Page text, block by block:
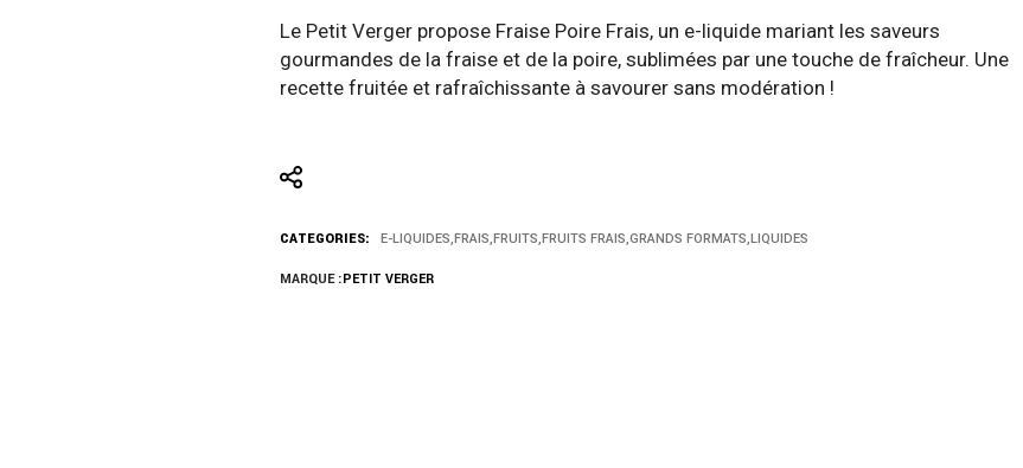
Le Petit Verger propose Fraise Poire Frais, un e-liquide mariant les saveurs
gourmandes de la fraise et de la poire, sublimées par une touche de fraîcheur. Une
recette fruitée et rafraîchissante à savourer sans modération !
CATEGORIES: E-LIQUIDES,FRAIS,FRUITS,FRUITS FRAIS,GRANDS FORMATS,LIQUIDES
MARQUE :PETIT VERGER